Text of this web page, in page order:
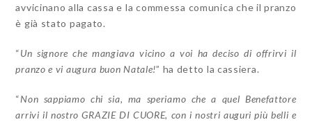
avvicinano alla cassa e la commessa comunica che il pranzo
è già stato pagato.
“Un signore che mangiava vicino a voi ha deciso di offrirvi il
pranzo e vi augura buon Natale!” ha detto la cassiera.
“Non sappiamo chi sia, ma speriamo che a quel Benefattore
arrivi il nostro GRAZIE DI CUORE, con i nostri auguri più belli e